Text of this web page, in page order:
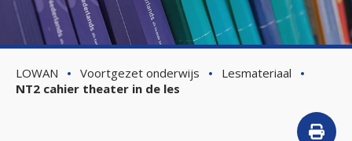
LOWAN Voortgezet onderwijs
Lesmateriaal
NT2 cahier theater in de les